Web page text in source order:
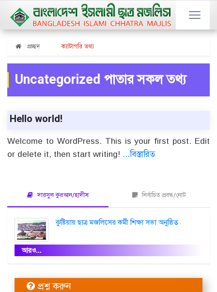
প্রচ্ছদ ক্যাটাগরি তথ্য
Uncategorized পাতার সকল তথ্য
Hello world!
Welcome to WordPress. This is your first post. Edit
or delete it, then start writing! ...বিস্তারিত
দারসুল কুরআন/হাদীস নির্বাচিত প্রবন্ধ/নোট
কুষ্টিয়ায় ছাত্র মজলিসের কর্মী শিক্ষা সভা অনুষ্ঠিত
আরও...
প্রশ্ন করুন